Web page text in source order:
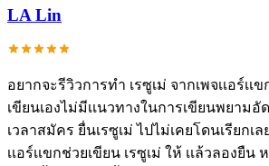
LA Lin
อยากจะรีวิวการทำ เรซูเม่ จากเพจเเอร์เเ
เขียนเองไม่มีเเนวทางในการเขียนพยาม
เวลาสมัคร ยื่นเรซูเม่ ไปไม่เคยโดนเรียกเ
เเอร์เเขกช่วยเขียน เรซูเม่ ให้ เเล้วลองยื